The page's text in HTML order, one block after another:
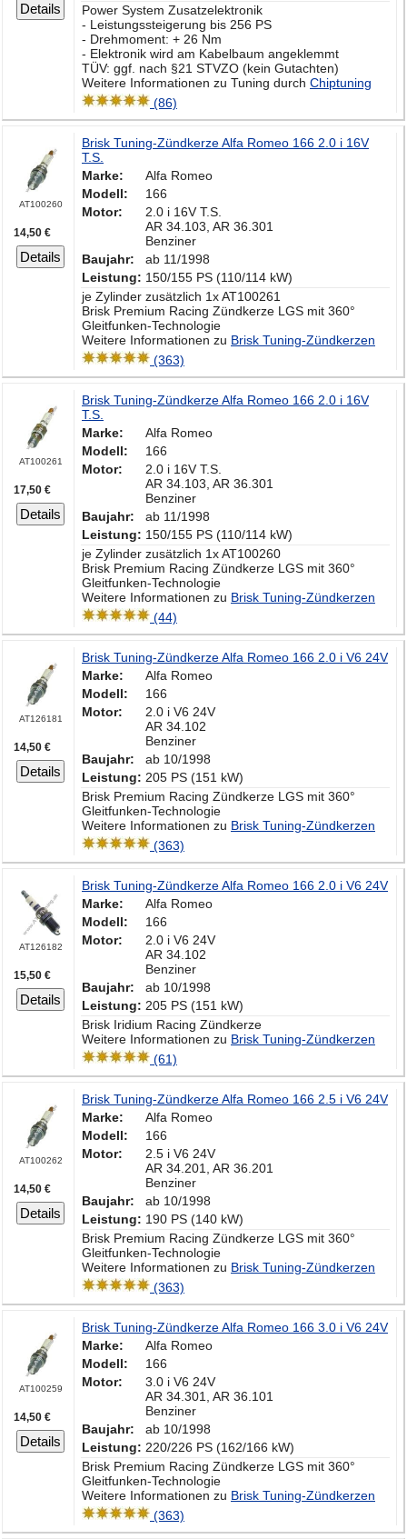
Details
Power System Zusatzelektronik
- Leistungssteigerung bis 256 PS
- Drehmoment: + 26 Nm
- Elektronik wird am Kabelbaum angeklemmt
TÜV: ggf. nach §21 STVZO (kein Gutachten)
Weitere Informationen zu Tuning durch Chiptuning
(86)
AT100260
14,50 €
Details
Brisk Tuning-Zündkerze Alfa Romeo 166 2.0 i 16V
T.S.
Marke:
Alfa Romeo
Modell:
166
Motor:
2.0 i 16V T.S.
AR 34.103, AR 36.301
Benziner
Baujahr:
ab 11/1998
Leistung: 150/155 PS (110/114 kW)
je Zylinder zusätzlich 1x AT100261
Brisk Premium Racing Zündkerze LGS mit 360°
Gleitfunken-Technologie
Weitere Informationen zu Brisk Tuning-Zündkerzen
(363)
AT100261
17,50 €
Details
Brisk Tuning-Zündkerze Alfa Romeo 166 2.0 i 16V
T.S.
Marke:
Alfa Romeo
Modell:
166
Motor:
2.0 i 16V T.S.
AR 34.103, AR 36.301
Benziner
Baujahr:
ab 11/1998
Leistung: 150/155 PS (110/114 kW)
je Zylinder zusätzlich 1x AT100260
Brisk Premium Racing Zündkerze LGS mit 360°
Gleitfunken-Technologie
Weitere Informationen zu Brisk Tuning-Zündkerzen
(44)
AT126181
14,50 €
Details
Brisk Tuning-Zündkerze Alfa Romeo 166 2.0 i V6 24V
Marke:
Alfa Romeo
Modell:
166
Motor:
2.0 i V6 24V
AR 34.102
Benziner
Baujahr:
ab 10/1998
Leistung: 205 PS (151 kW)
Brisk Premium Racing Zündkerze LGS mit 360°
Gleitfunken-Technologie
Weitere Informationen zu Brisk Tuning-Zündkerzen
(363)
AT126182
15,50 €
Details
Brisk Tuning-Zündkerze Alfa Romeo 166 2.0 i V6 24V
Marke:
Alfa Romeo
Modell:
166
Motor:
2.0 i V6 24V
AR 34.102
Benziner
Baujahr:
ab 10/1998
Leistung: 205 PS (151 kW)
Brisk Iridium Racing Zündkerze
Weitere Informationen zu Brisk Tuning-Zündkerzen
(61)
AT100262
14,50 €
Details
Brisk Tuning-Zündkerze Alfa Romeo 166 2.5 i V6 24V
Marke:
Alfa Romeo
Modell:
166
Motor:
2.5 i V6 24V
AR 34.201, AR 36.201
Benziner
Baujahr:
ab 10/1998
Leistung: 190 PS (140 kW)
Brisk Premium Racing Zündkerze LGS mit 360°
Gleitfunken-Technologie
Weitere Informationen zu Brisk Tuning-Zündkerzen
(363)
AT100259
14,50 €
Details
Brisk Tuning-Zündkerze Alfa Romeo 166 3.0 i V6 24V
Marke:
Alfa Romeo
Modell:
166
Motor:
3.0 i V6 24V
AR 34.301, AR 36.101
Benziner
Baujahr:
ab 10/1998
Leistung: 220/226 PS (162/166 kW)
Brisk Premium Racing Zündkerze LGS mit 360°
Gleitfunken-Technologie
Weitere Informationen zu Brisk Tuning-Zündkerzen
(363)